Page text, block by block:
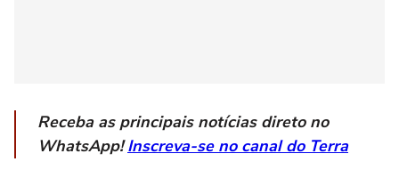
Receba as principais notícias direto no
WhatsApp!Inscreva-se no canal do Terra